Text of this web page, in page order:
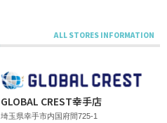
GLOBAL CREST幸手店
埼玉県幸手市内国府間725-1